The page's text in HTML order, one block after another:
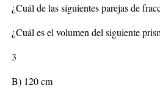
¿Cuál de las siguientes parejas de
¿Cuál es el volumen del siguiente
3
B) 120 cm